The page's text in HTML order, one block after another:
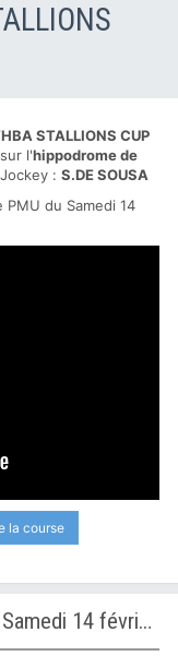
STALLIONS CUP
l'hippodrome de
: S.DE SOUSA
PMU du Samedi 14
la course
Les vidéos des courses PMU du Samedi 14 février 2026